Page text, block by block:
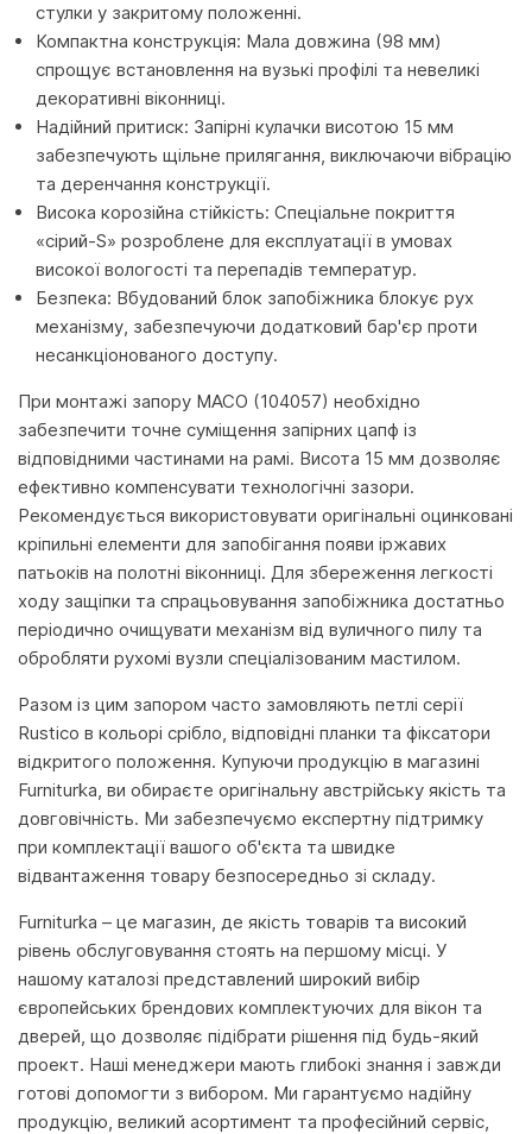
стулки у закритому положенні.
Компактна конструкція: Мала довжина (98 мм)
спрощує встановлення на вузькі профілі та невеликі
декоративні віконниці.
Надійний притиск: Запірні кулачки висотою 15 мм
забезпечують щільне прилягання, виключаючи вібрацію
та деренчання конструкції.
Висока корозійна стійкість: Спеціальне покриття
«сірий-S» розроблене для експлуатації в умовах
високої вологості та перепадів температур.
Безпека: Вбудований блок запобіжника блокує рух
механізму, забезпечуючи додатковий бар'єр проти
несанкціонованого доступу.
При монтажі запору MACO (104057) необхідно
забезпечити точне суміщення запірних цапф із
відповідними частинами на рамі. Висота 15 мм дозволяє
ефективно компенсувати технологічні зазори.
Рекомендується використовувати оригінальні оцинковані
кріпильні елементи для запобігання появи іржавих
патьоків на полотні віконниці. Для збереження легкості
ходу защіпки та спрацьовування запобіжника достатньо
періодично очищувати механізм від вуличного пилу та
обробляти рухомі вузли спеціалізованим мастилом.
Разом із цим запором часто замовляють петлі серії
Rustico в кольорі срібло, відповідні планки та фіксатори
відкритого положення. Купуючи продукцію в магазині
Furniturka, ви обираєте оригінальну австрійську якість та
довговічність. Ми забезпечуємо експертну підтримку
при комплектації вашого об'єкта та швидке
відвантаження товару безпосередньо зі складу.
Furniturka – це магазин, де якість товарів та високий
рівень обслуговування стоять на першому місці. У
нашому каталозі представлений широкий вибір
європейських брендових комплектуючих для вікон та
дверей, що дозволяє підібрати рішення під будь-який
проект. Наші менеджери мають глибокі знання і завжди
готові допомогти з вибором. Ми гарантуємо надійну
продукцію, великий асортимент та професійний сервіс,